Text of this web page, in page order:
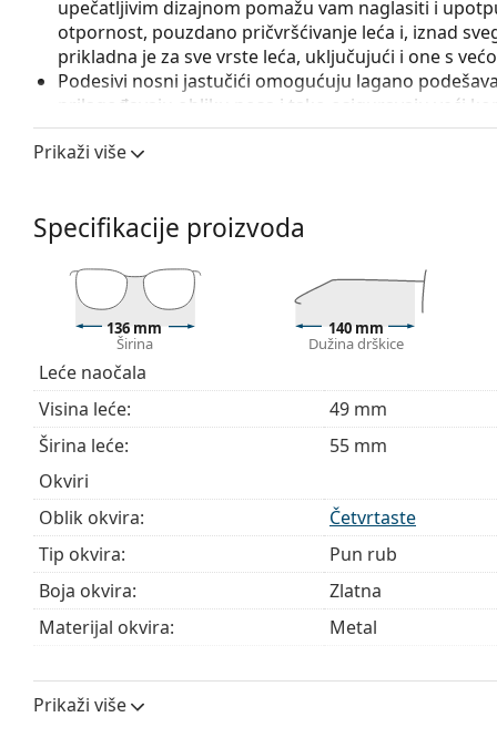
upečatljivim dizajnom pomažu vam naglasiti i
otpornost, pouzdano pričvršćivanje leća i, iznad
prikladna je za sve vrste leća, uključujući i one s
Podesivi nosni jastučići omogućuju lagano
prilagođavaju obliku nosa i tako osiguravaju veći
uvijek treba obaviti iskusni optičar kako bi se
Pribor
Krpa koja se nalazi u pakiranju idealna je za
sadržavati tekstilnu vrećicu.
Istražite cijelu ponudu
dioptrijskih naočalakako biste
kupnju naočalaako trebate pomoć pri odabiru.
Ovo je medicinski proizvod. Prije uporabe pročitajte
Prikaži više
Specifikacije proizvoda
136 mm
Širina
140 mm
Dužina drškice
Leće naočala
Visina leće:
49 mm
Širina leće:
55 mm
Okviri
Oblik okvira:
Četvrtaste
Tip okvira:
Pun rub
Boja okvira:
Zlatna
Materijal okvira:
Metal
Širina:
Prikaži više